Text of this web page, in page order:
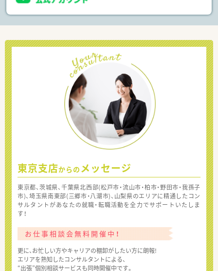
東京支店からの メッセージ
東京都、茨城県、千葉県北西部(松戸市・流山市・柏市・野田市・我孫子
市)、埼玉県南東部(三郷市・八潮市)、山梨県のエリアに精通したコン
サルタントがあなたの就職・転職活動を全力でサポートいたしま
す！
お仕事相談会無料開催中！
更に、お忙しい方やキャリアの棚卸がしたい方に朗報!
エリアを熟知したコンサルタントによる、
“出張”個別相談サービスも同時開催中です。